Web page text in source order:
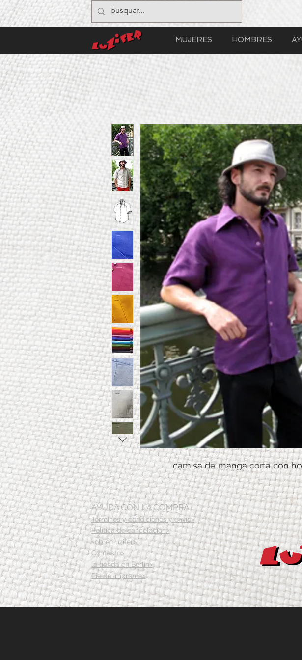
MUJERES HOMBRES
camisa de manga corta con
AYUDA CON LA COMPRA
Términos y condiciones y envío>
Política de cancelación>
sobre Luzifer>
Contacto>
la tienda en Berlín>
Pie de imprenta>